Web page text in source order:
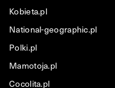
Kobieta.pl
National-geographic.pl
Polki.pl
Mamotoja.pl
Cocolita.pl